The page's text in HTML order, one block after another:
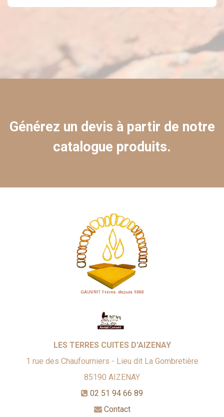
Générez un devis à partir de notre
catalogue produits.
LES TERRES CUITES D'AIZENAY
1 rue des Chaufourniers - Lieu dit La Gombretière
85190 AIZENAY
02 51 94 66 89
Contact